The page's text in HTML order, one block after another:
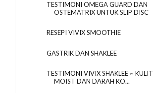
TESTIMONI OMEGA GUARD DAN
OSTEMATRIX UNTUK SLIP DISC
RESEPI VIVIX SMOOTHIE
GASTRIK DAN SHAKLEE
TESTIMONI VIVIX SHAKLEE ~ KULIT
MOIST DAN DARAH KO...